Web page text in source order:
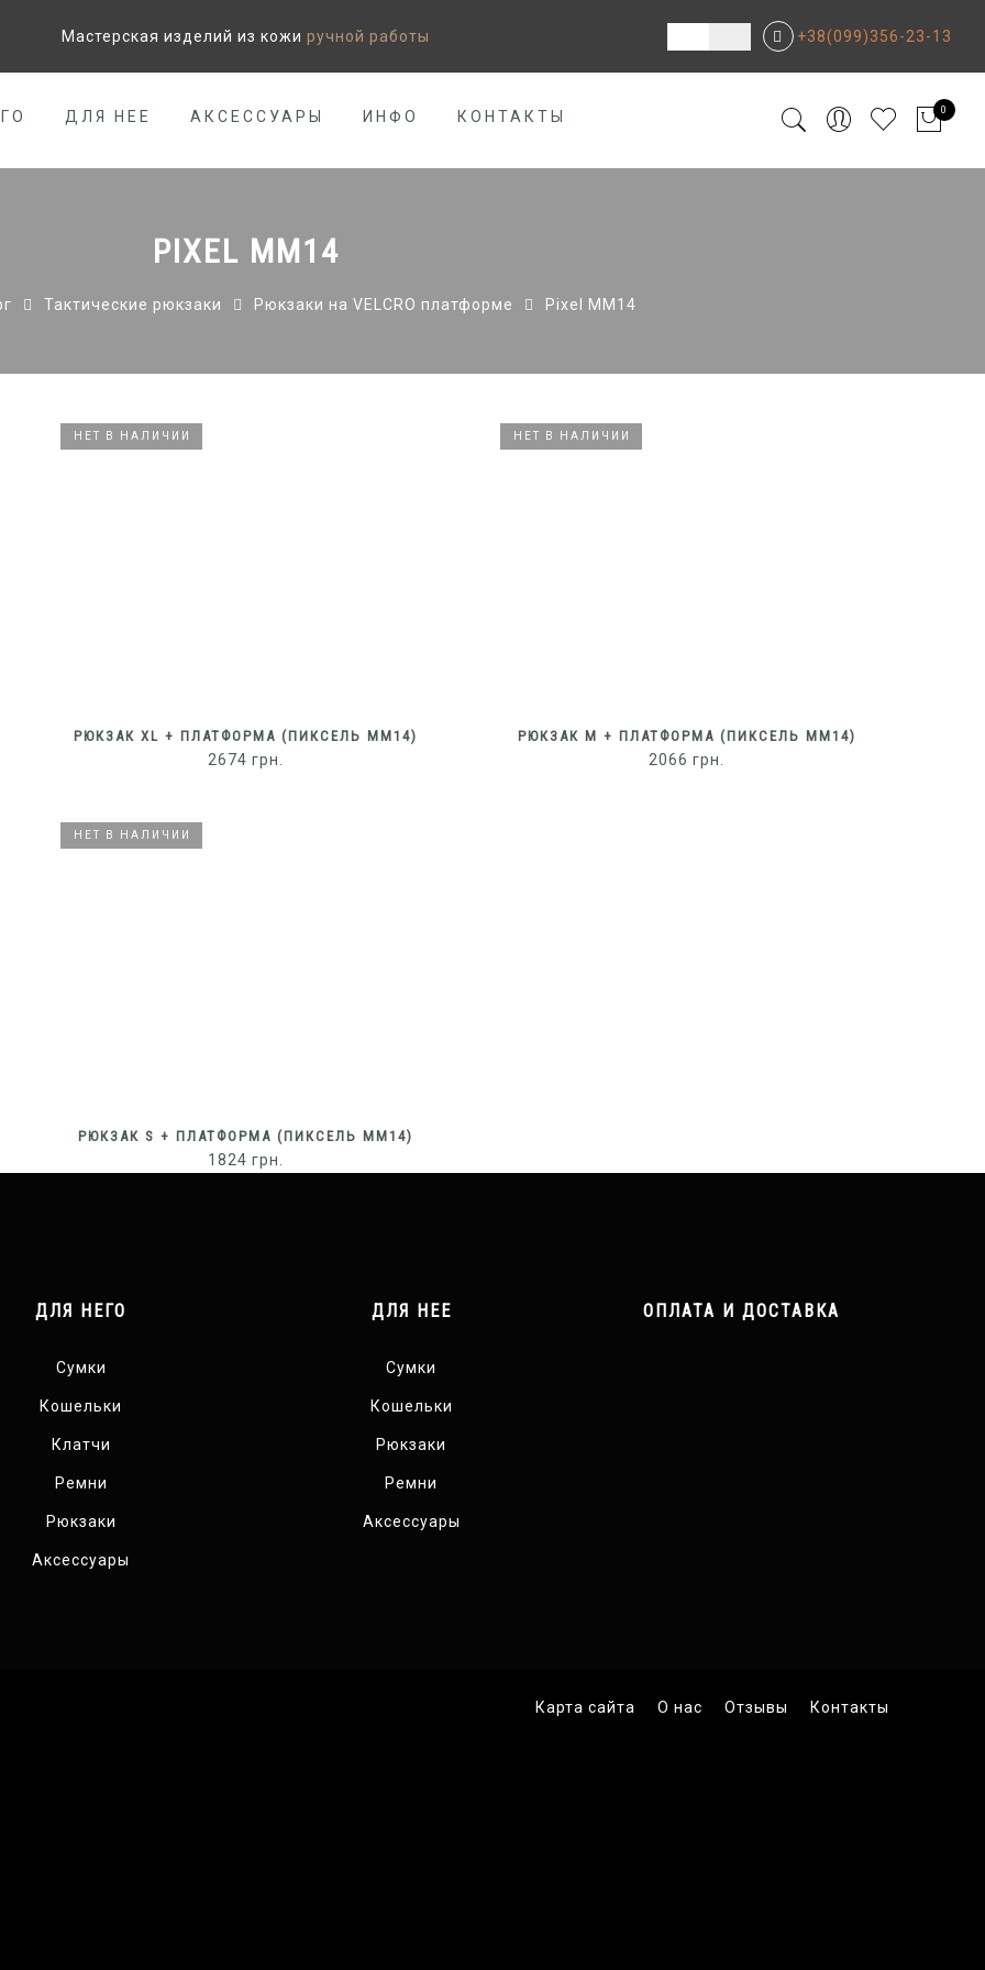
Мастерская изделий из кожиручной работы +38(099)356-23-13
ДЛЯ НЕЕ АКСЕССУАРЫ ИНФО КОНТАКТЫ 0
PIXEL MM14
Тактические рюкзаки Рюкзаки на VELCRO платформе Pixel MM14
НЕТ В НАЛИЧИИ
НЕТ В НАЛИЧИИ
РЮКЗАК XL + ПЛАТФОРМА (ПИКСЕЛЬ ММ14)
2674грн.
НЕТ В НАЛИЧИИ
НЕТ В НАЛИЧИИ
РЮКЗАК M + ПЛАТФОРМА (ПИКСЕЛЬ ММ14)
2066грн.
НЕТ В НАЛИЧИИ
НЕТ В НАЛИЧИИ
РЮКЗАК S + ПЛАТФОРМА (ПИКСЕЛЬ ММ14)
1824грн.
ДЛЯ НЕГО
Сумки
Кошельки
Клатчи
Ремни
Рюкзаки
Аксессуары
ДЛЯ НЕЕ
Сумки
Кошельки
Рюкзаки
Ремни
Аксессуары
ОПЛАТА И ДОСТАВКА
Карта сайта О нас Отзывы Контакты